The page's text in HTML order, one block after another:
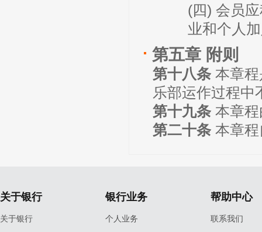
(四) 会员
业和个人
第五章 附则
第十八条 本章
乐部运作过程中
第十九条 本章
第二十条 本章
关于银行
关于银行
银行业务
个人业务
帮助中心
联系我们